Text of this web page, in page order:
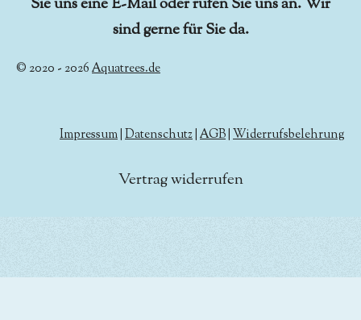
Sie uns eine E-Mail oder rufen Sie uns an. Wir
sind gerne für Sie da.
© 2020 - 2026Aquatrees.de
Impressum Datenschutz AGB Widerrufsbelehrung
Vertrag widerrufen